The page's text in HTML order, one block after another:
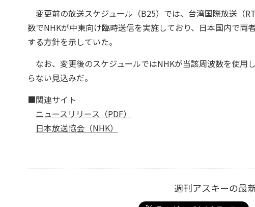
変更前の放送スケジュール（B25）では、台湾国際放送（
数でNHKが中東向け臨時送信を実施しており、日本国内で
する方針を示していた。
なお、変更後のスケジュールではNHKが当該周波数を使用
らない見込みだ。
■関連サイト
ニュースリリース（PDF）
日本放送協会（NHK）
週刊アスキーの最